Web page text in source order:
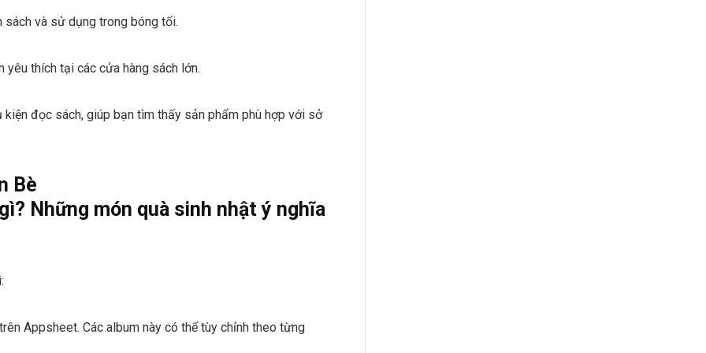
sách và sử dụng trong bóng tối.
thích tại các cửa hàng sách lớn.
đọc sách, giúp bạn tìm thấy sản phẩm phù hợp với sở
Bè
Appsheet. Các album này có thể tùy chỉnh theo từng